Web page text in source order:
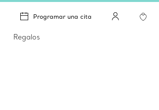
Programar una cita
Regalos